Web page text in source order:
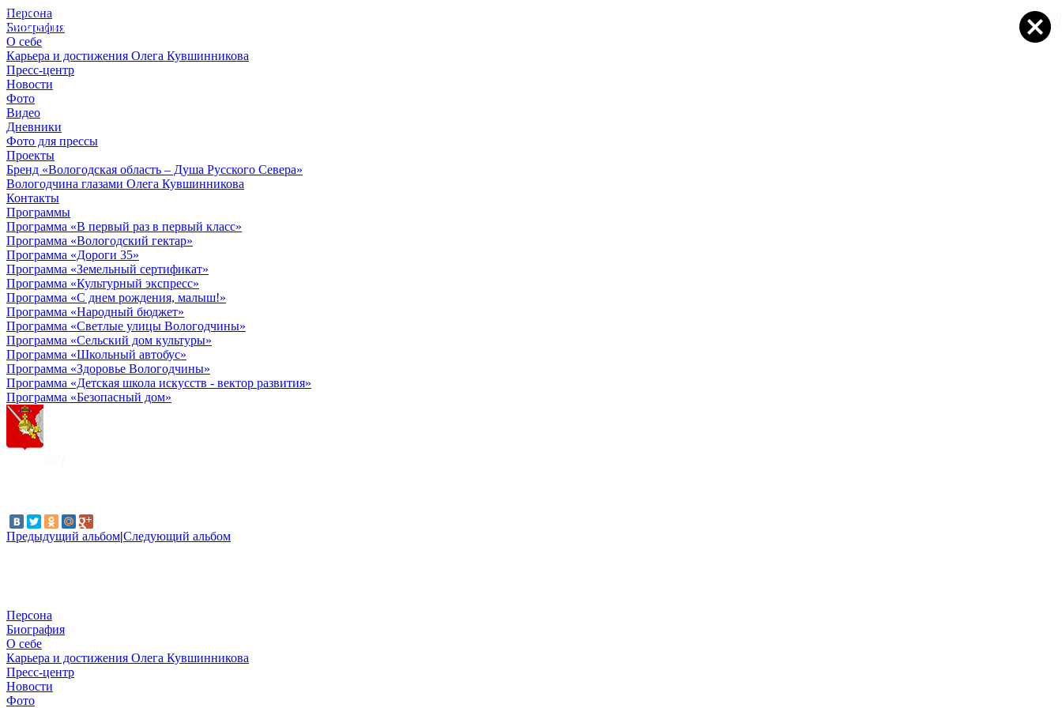
Персона
Биография
О себе
Карьера и достижения Олега Кувшинникова
Пресс-центр
Новости
Фото
Видео
Дневники
Фото для прессы
Проекты
Бренд «Вологодская область – Душа Русского Севера»
Вологодчина глазами Олега Кувшинникова
Контакты
Программы
Программа «В первый раз в первый класс»
Программа «Вологодский гектар»
Программа «Дороги 35»
Программа «Земельный сертификат»
Программа «Культурный экспресс»
Программа «С днем рождения, малыш!»
Программа «Народный бюджет»
Программа «Светлые улицы Вологодчины»
Программа «Сельский дом культуры»
Программа «Школьный автобус»
Программа «Здоровье Вологодчины»
Программа «Детская школа искусств - вектор развития»
Программа «Безопасный дом»
Предыдущий альбом|Следующий альбом
© 2012 - 2023,
КУВШИННИКОВ О.А.
Персона
Биография
О себе
Карьера и достижения Олега Кувшинникова
Пресс-центр
Новости
Фото